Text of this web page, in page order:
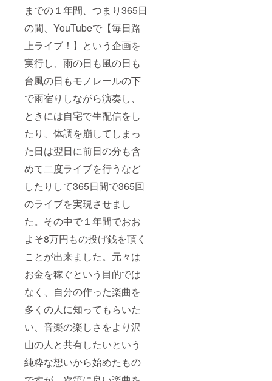
までの１年間、つまり365日
の間、YouTubeで【毎日路
上ライブ！】という企画を
実行し、雨の日も風の日も
台風の日もモノレールの下
で雨宿りしながら演奏し、
ときには自宅で生配信をし
たり、体調を崩してしまっ
た日は翌日に前日の分も含
めて二度ライブを行うなど
したりして365日間で365回
のライブを実現させまし
た。その中で１年間でおお
よそ8万円もの投げ銭を頂く
ことが出来ました。元々は
お金を稼ぐという目的では
なく、自分の作った楽曲を
多くの人に知ってもらいた
い、音楽の楽しさをより沢
山の人と共有したいという
純粋な想いから始めたもの